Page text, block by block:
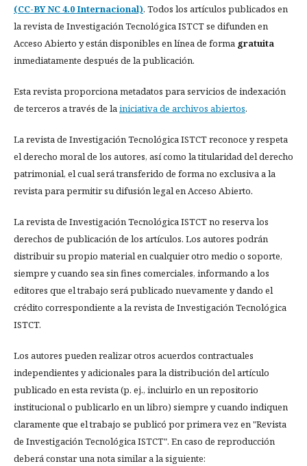
(CC-BY NC 4.0 Internacional). Todos los artículos publicados en
la revista de Investigación Tecnológica ISTCT se difunden en
Acceso Abierto y están disponibles en línea de forma gratuita
inmediatamente después de la publicación.
Esta revista proporciona metadatos para servicios de indexación
de terceros a través de lainiciativa de archivos abiertos.
La revista de Investigación Tecnológica ISTCT reconoce y respeta
el derecho moral de los autores, así como la titularidad del derecho
patrimonial, el cual será transferido de forma no exclusiva a la
revista para permitir su difusión legal en Acceso Abierto.
La revista de Investigación Tecnológica ISTCT no reserva los
derechos de publicación de los artículos. Los autores podrán
distribuir su propio material en cualquier otro medio o soporte,
siempre y cuando sea sin fines comerciales, informando a los
editores que el trabajo será publicado nuevamente y dando el
crédito correspondiente a la revista de Investigación Tecnológica
ISTCT.
Los autores pueden realizar otros acuerdos contractuales
independientes y adicionales para la distribución del artículo
publicado en esta revista (p. ej., incluirlo en un repositorio
institucional o publicarlo en un libro) siempre y cuando indiquen
claramente que el trabajo se publicó por primera vez en "Revista
de Investigación Tecnológica ISTCT". En caso de reproducción
deberá constar una nota similar a la siguiente: